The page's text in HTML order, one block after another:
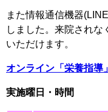
また情報通信機器
しました。来院されな
いただけます。
オンライン「栄養指導
実施曜日・時間